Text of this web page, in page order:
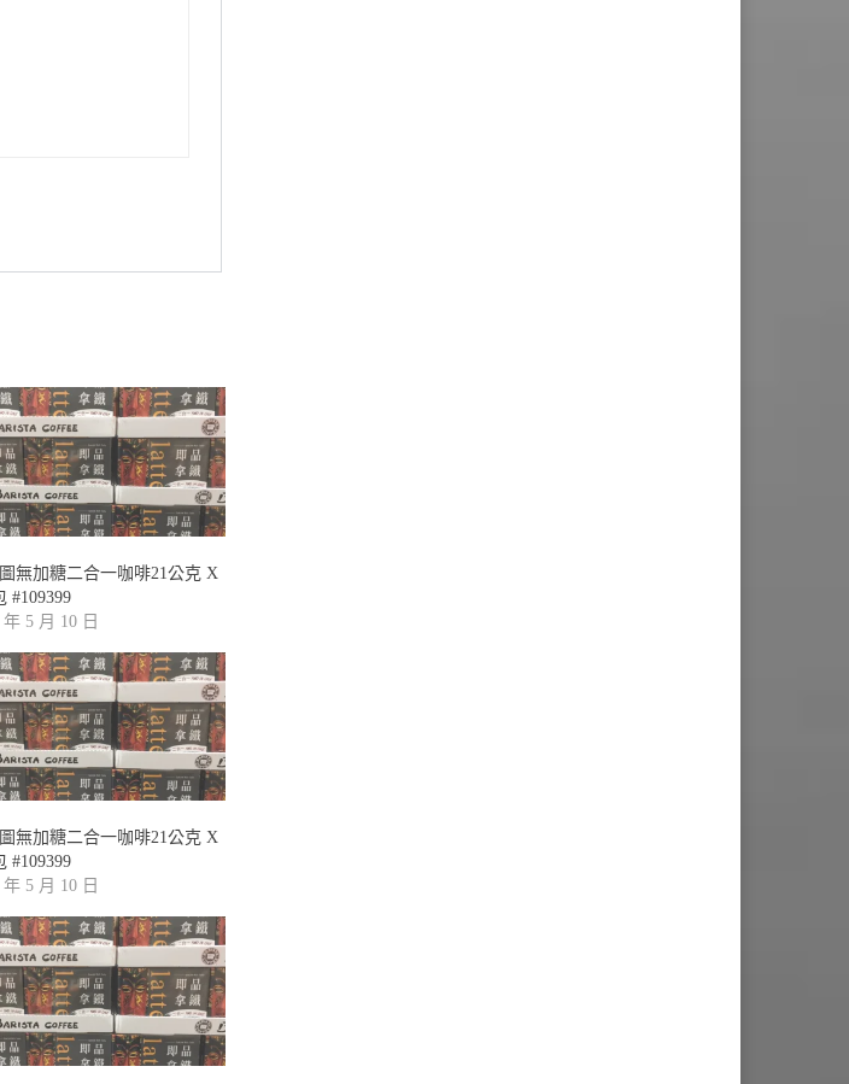
無加糖二合一咖啡21公克 X
#109399
年 5 月 10 日
無加糖二合一咖啡21公克 X
#109399
年 5 月 10 日